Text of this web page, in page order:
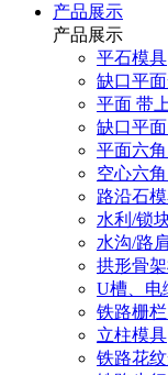
产品展示
产品展示
平石模具
缺口平
平面 带
缺口平
平面六
空心六
路沿石
水利/锁
水沟/路
拱形骨
U槽、电
铁路栅
立柱模具
铁路花